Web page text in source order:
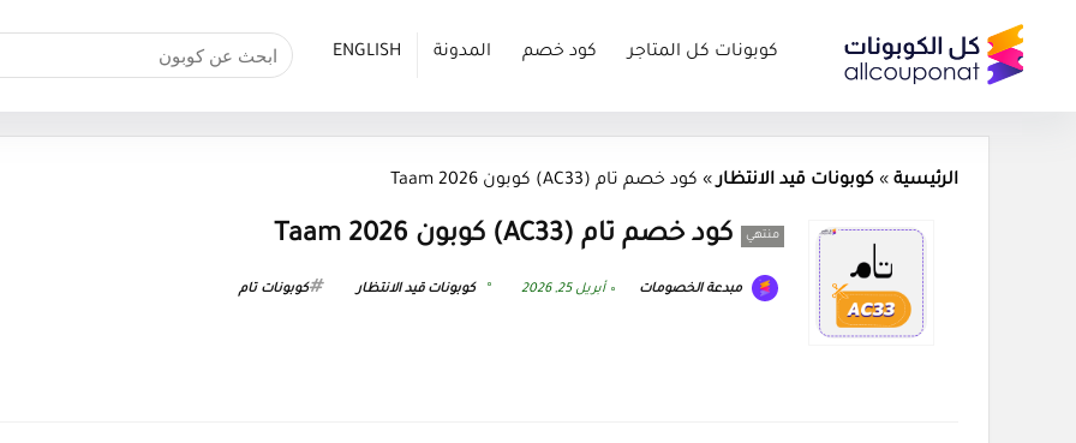
كوبونات كل المتاجر كود خصم المدونة ENGLISH
الرئيسية » كوبونات قيد الانتظار» كود خصم تام (AC33) كوبون Taam 2026
منتهي كود خصم تام (AC33) كوبون Taam 2026
مبدعة الخصومات أبريل 25, 2026 كوبونات قيد الانتظار كوبونات تام